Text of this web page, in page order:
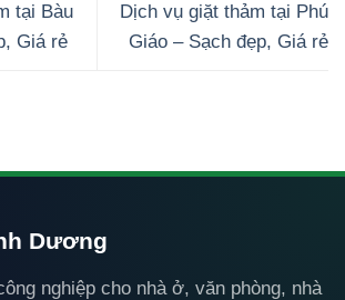
tại Bàu
Giá rẻ
Dịch vụ giặt thảm tại Phú
Giáo – Sạch đẹp, Giá rẻ
Dương
nghiệp cho nhà ở, văn phòng, nhà